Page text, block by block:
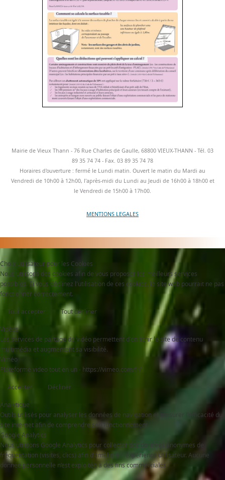
Mairie de Vieux Thann - 76 Rue Charles de Gaulle, 68800 VIEUX-THANN - Tél. 03
89 35 74 74 - Fax. 03 89 35 74 78
Horaires d'ouverture : fermé le Lundi matin. Ouvert le matin du Mardi au
Vendredi de 10h00 à 12h00, l'après-midi du Lundi au Jeudi de 16h00 à 18h00 et
le Vendredi de 15h00 à 17h00.
MENTIONS LEGALES
Choix utilisateur pour les Cookies
Nous utilisons des cookies afin de vous proposer les meilleurs services
possibles. Si vous déclinez l'utilisation de ces cookies, le site web pourrait ne pas
fonctionner correctement.
Tout accepter Tout décliner
Vidéos
Les services de partage de vidéo permettent d'enrichir le site de contenu
multimédia et augmentent sa visibilité.
Viméo
Plateforme video tout en un - https://vimeo.com/fr/
Accepter Décliner
Analytique
Outils utilisés pour analyser les données de navigation et mesurer l'efficacité du
site internet afin de comprendre son fonctionnement.
Google Analytics
Nous utilisons Google Analytics pour collecter des données anonymes de
fréquentation (visites, clics) afin d’améliorer l’expérience utilisateur. Aucune
donnée personnelle n’est exploitée à des fins commerciales